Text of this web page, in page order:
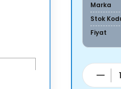
Marka
Stok
Fiyat